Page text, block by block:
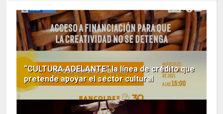
“CULTURA ADELANTE” la línea de crédito que
pretende apoyar el sector cultural